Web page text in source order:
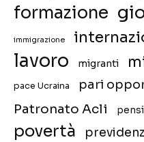
formazione
immigrazione
lavoro migranti
pace Ucraina pari
Patronato Acli
povertà